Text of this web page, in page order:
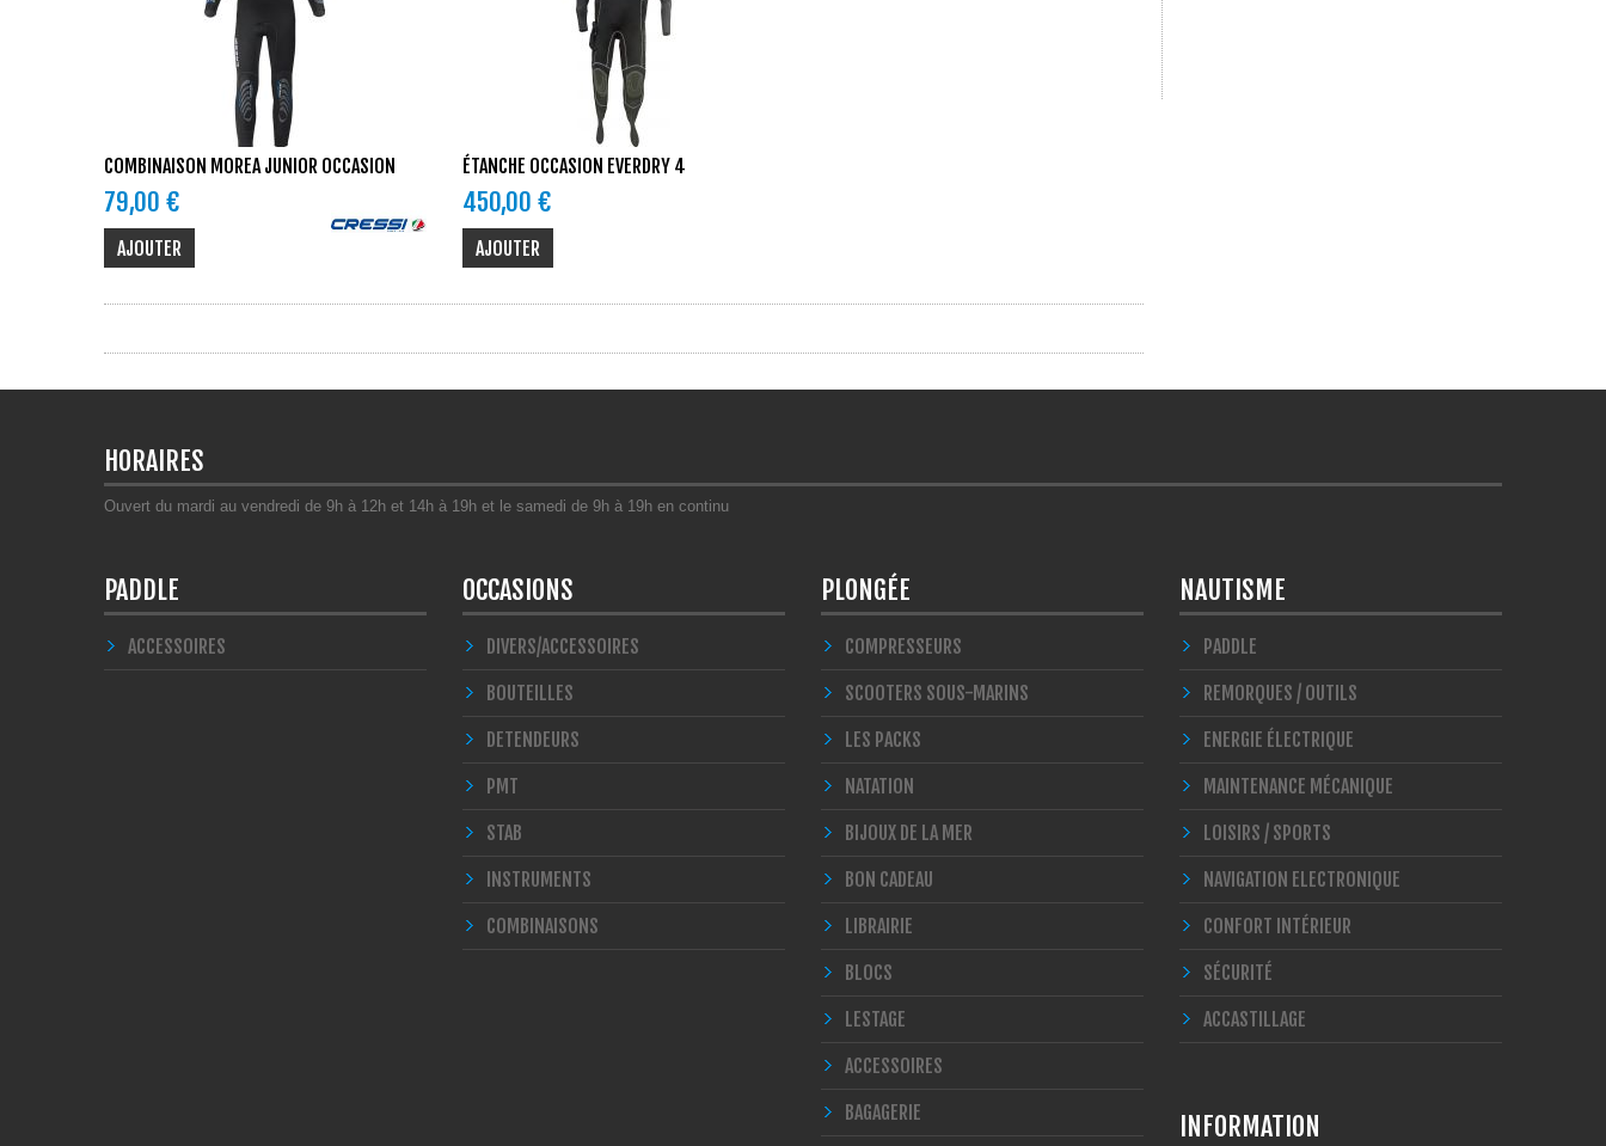
COMBINAISON MOREA JUNIOR OCCASION
79,00 €
AJOUTER
ÉTANCHE OCCASION EVERDRY 4
450,00 €
AJOUTER
HORAIRES
Ouvert du mardi au vendredi de 9h à 12h et 14h à 19h et le samedi de 9h à 19h en continu
PADDLE
ACCESSOIRES
OCCASIONS
DIVERS/ACCESSOIRES
BOUTEILLES
DETENDEURS
PMT
STAB
INSTRUMENTS
COMBINAISONS
PLONGÉE
COMPRESSEURS
SCOOTERS SOUS-MARINS
LES PACKS
NATATION
BIJOUX DE LA MER
BON CADEAU
LIBRAIRIE
BLOCS
LESTAGE
ACCESSOIRES
BAGAGERIE
NAUTISME
PADDLE
REMORQUES / OUTILS
ENERGIE ÉLECTRIQUE
MAINTENANCE MÉCANIQUE
LOISIRS / SPORTS
NAVIGATION ELECTRONIQUE
CONFORT INTÉRIEUR
SÉCURITÉ
ACCASTILLAGE
INFORMATION